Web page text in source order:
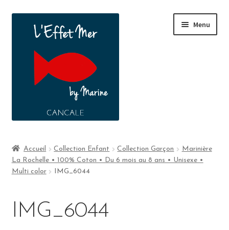
Menu
A propos
Accueil Collection Enfant Collection Garçon
Marinière
La Rochelle • 100% Coton • Du 6 mois au 8 ans • Unisexe •
Multi color
IMG_6044
IMG_6044